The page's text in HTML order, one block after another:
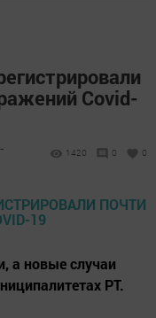
Covid-
1420 0 0
а новые случаи
РТ.